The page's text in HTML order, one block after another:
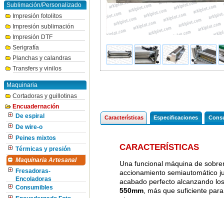
Sublimación/Personalizado
Impresión fotolitos
Impresión sublimación
Impresión DTF
Serigrafía
Planchas y calandras
Transfers y vinilos
Maquinaria
Cortadoras y guillotinas
Encuadernación
De espiral
De wire-o
Peines mixtos
Térmicas y presión
Maquinaria Artesanal
Fresadoras-
Encoladoras
Consumibles
Características Especificaciones
CARACTERÍSTICAS
Una funcional máquina de
accionamiento semiautomático
acabado perfecto alcanzando
550mm, más que suficiente